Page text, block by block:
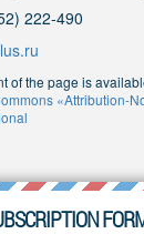
222-490
of the page is
«Attribution-